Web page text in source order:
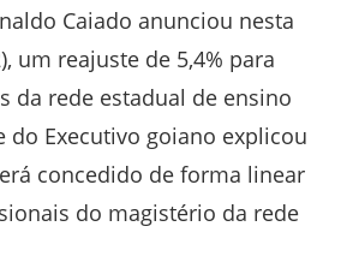
Caiado anunciou nesta
um reajuste de 5,4% para
da rede estadual de ensino
do Executivo goiano explicou
concedido de forma linear
do magistério da rede